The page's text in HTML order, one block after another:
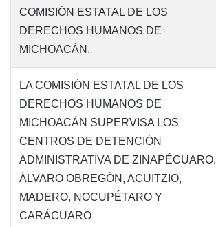
COMISIÓN ESTATAL DE LOS
DERECHOS HUMANOS DE
MICHOACÁN.
LA COMISIÓN ESTATAL DE LOS
DERECHOS HUMANOS DE
MICHOACÁN SUPERVISA LOS
CENTROS DE DETENCIÓN
ADMINISTRATIVA DE ZINAPÉCUARO,
ÁLVARO OBREGÓN, ACUITZIO,
MADERO, NOCUPÉTARO Y
CARÁCUARO